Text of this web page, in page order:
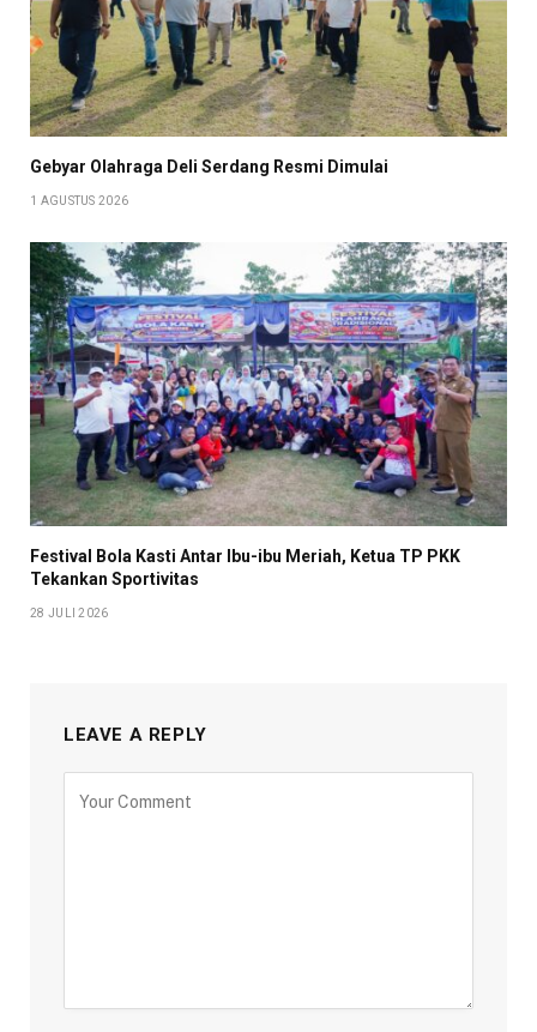
Gebyar Olahraga Deli Serdang Resmi Dimulai
1 AGUSTUS 2026
Festival Bola Kasti Antar Ibu-ibu Meriah, Ketua TP PKK
Tekankan Sportivitas
28 JULI 2026
LEAVE A REPLY